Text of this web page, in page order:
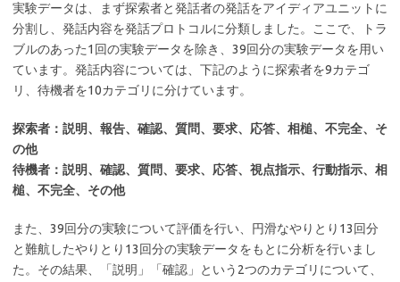
実験データは、まず探索者と発話者の発話をアイディアユニットに
分割し、発話内容を発話プロトコルに分類しました。ここで、トラ
ブルのあった1回の実験データを除き、39回分の実験データを用い
ています。発話内容については、下記のように探索者を9カテゴ
リ、待機者を10カテゴリに分けています。
探索者：説明、報告、確認、質問、要求、応答、相槌、不完全、そ
の他
待機者：説明、確認、質問、要求、応答、視点指示、行動指示、相
槌、不完全、その他
また、39回分の実験について評価を行い、円滑なやりとり13回分
と難航したやりとり13回分の実験データをもとに分析を行いまし
た。その結果、「説明」「確認」という2つのカテゴリについて、